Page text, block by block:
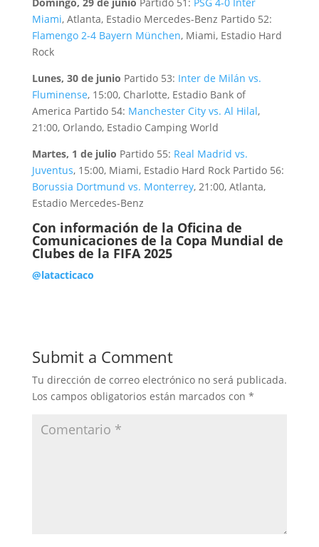
Miami, Atlanta, Estadio Mercedes-Benz Partido 52:
Flamengo 2-4 Bayern München, Miami, Estadio Hard
Rock
Lunes, 30 de junio Partido 53: Inter de Milán vs.
Fluminense, 15:00, Charlotte, Estadio Bank of
America Partido 54: Manchester City vs. Al Hilal,
21:00, Orlando, Estadio Camping World
Martes, 1 de julio Partido 55: Real Madrid vs.
Juventus, 15:00, Miami, Estadio Hard Rock Partido 56:
Borussia Dortmund vs. Monterrey, 21:00, Atlanta,
Estadio Mercedes-Benz
Con información de la Oficina de
Comunicaciones de la Copa Mundial de
Clubes de la FIFA 2025
@latacticaco
Submit a Comment
Tu dirección de correo electrónico no será publicada.
Los campos obligatorios están marcados con *